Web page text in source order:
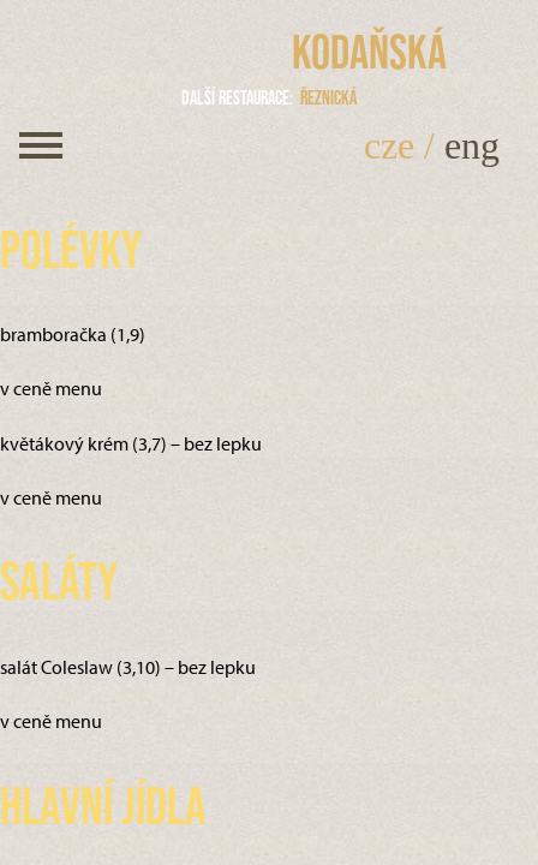
Kodaňská
Další restaurace Řeznická
cze / eng
Polévky
bramboračka (1,9)
v ceně menu
květákový krém (3,7) – bez lepku
v ceně menu
Saláty
salát Coleslaw (3,10) – bez lepku
v ceně menu
Hlavní jídla